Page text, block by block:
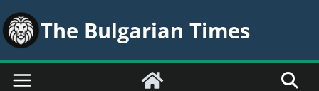
Skip
to
content
The Bulgarian Times